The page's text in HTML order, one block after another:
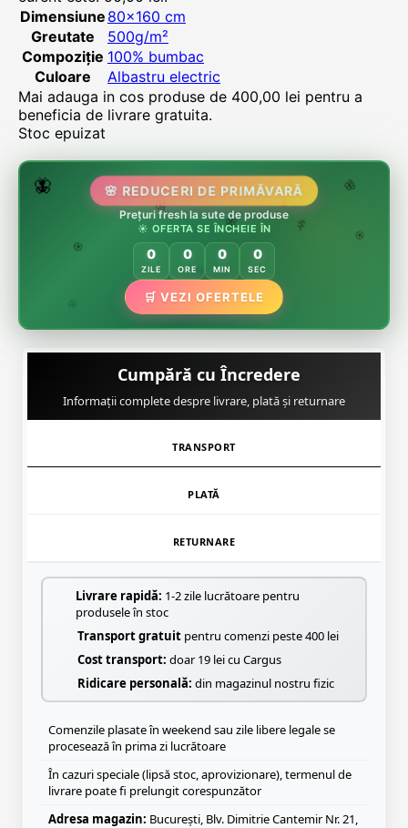
Dimensiune 80×160 cm
Greutate
500g/m²
Compoziție 100% bumbac
Culoare
Albastru electric
Mai adauga in cos produse de 400,00 lei pentru a
beneficia de livrare gratuita.
Stoc epuizat
🌸
🌸
🌿
🌸
🏵️
🌷
🦋 🌸 REDUCERI DE PRIMĂVARĂ
Prețuri fresh la sute de produse
☀️ OFERTA SE ÎNCHEIE ÎN
0
ZILE
0
ORE
0
MIN
0
SEC
🛒 VEZI OFERTELE
Cumpără cu Încredere
Informații complete despre livrare, plată și returnare
TRANSPORT
PLATĂ
RETURNARE
Livrare rapidă: 1-2 zile lucrătoare pentru
produsele în stoc
Transport gratuit pentru comenzi peste 400 lei
Cost transport: doar 19 lei cu Cargus
Ridicare personală: din magazinul nostru fizic
Comenzile plasate în weekend sau zile libere legale se
procesează în prima zi lucrătoare
În cazuri speciale (lipsă stoc, aprovizionare), termenul de
livrare poate fi prelungit corespunzător
Adresa magazin: București, Blv. Dimitrie Cantemir Nr. 21,